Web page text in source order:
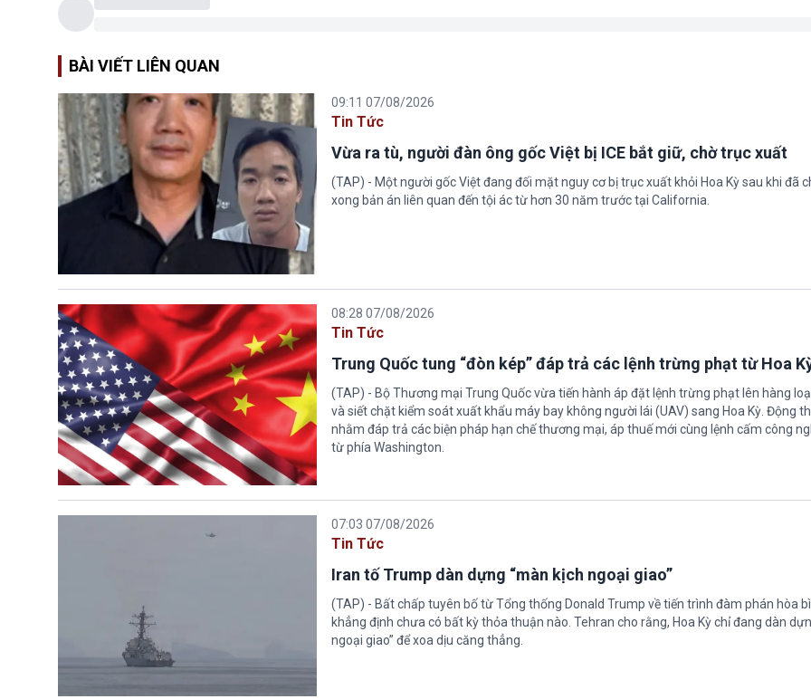
BÀI VIẾT LIÊN QUAN
09:11 07/08/2026
Tin Tức
Vừa ra tù, người đàn ông gốc Việt bị ICE bắt giữ, chờ trục xuất
(TAP) - Một người gốc Việt đang đối mặt nguy cơ bị trục xuất khỏi Hoa Kỳ sau khi đã
xong bản án liên quan đến tội ác từ hơn 30 năm trước tại California.
08:28 07/08/2026
Tin Tức
Trung Quốc tung “đòn kép” đáp trả các lệnh trừng phạt từ Hoa
(TAP) - Bộ Thương mại Trung Quốc vừa tiến hành áp đặt lệnh trừng phạt lên hàng
và siết chặt kiểm soát xuất khẩu máy bay không người lái (UAV) sang Hoa Kỳ. Động
nhằm đáp trả các biện pháp hạn chế thương mại, áp thuế mới cùng lệnh cấm công
từ phía Washington.
07:03 07/08/2026
Tin Tức
Iran tố Trump dàn dựng “màn kịch ngoại giao”
(TAP) - Bất chấp tuyên bố từ Tổng thống Donald Trump về tiến trình đàm phán hòa
khẳng định chưa có bất kỳ thỏa thuận nào. Tehran cho rằng, Hoa Kỳ chỉ đang dàn
ngoại giao” để xoa dịu căng thẳng.